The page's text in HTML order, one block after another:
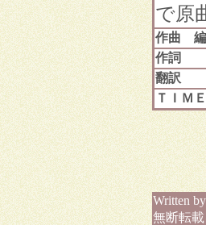
で原
作曲
作詞
翻訳
ＴＩＭＥ
Written
無断転載